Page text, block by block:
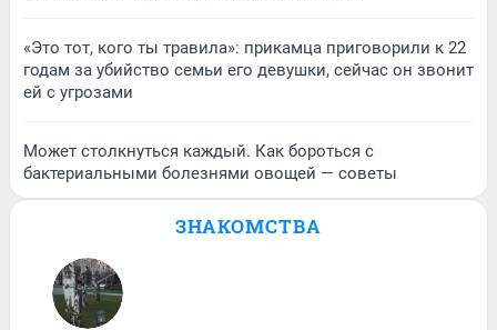
«Это тот, кого ты травила»: прикамца приговорили к 22
годам за убийство семьи его девушки, сейчас он звонит
ей с угрозами
Может столкнуться каждый. Как бороться с
бактериальными болезнями овощей — советы
ЗНАКОМСТВА